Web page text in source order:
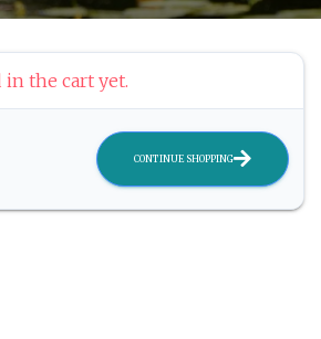
I
N
in the cart yet.
CONTINUE SHOPPING